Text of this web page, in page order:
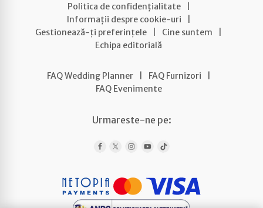
Politica de confidențialitate
Informații despre cookie-uri
Gestionează-ți preferințele
Cine suntem
Echipa editorială
FAQ Wedding Planner FAQ Furnizori
FAQ Evenimente
Urmareste-ne pe: